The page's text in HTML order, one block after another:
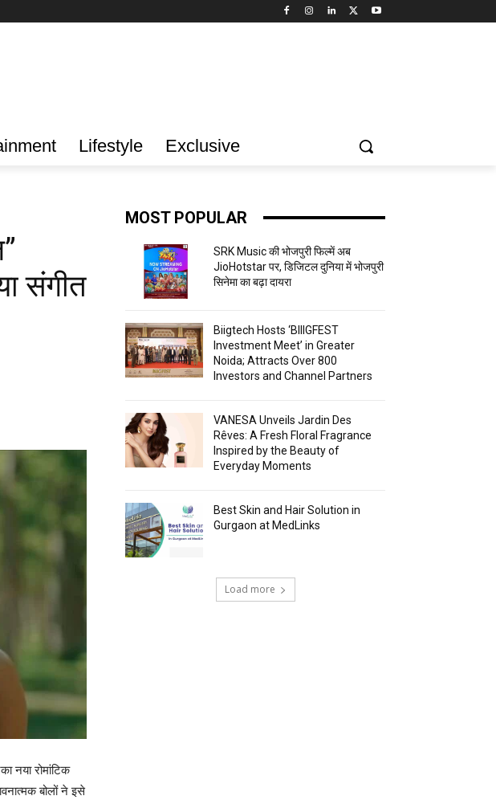
Lifestyle Exclusive
संगीत
नया रोमांटिक
बोलों ने इसे
MOST POPULAR
SRK Music की भोजपुरी फिल्में अब
JioHotstar पर, डिजिटल दुनिया में भोजपुरी
सिनेमा का बढ़ा दायरा
Biigtech Hosts ‘BIIIGFEST
Investment Meet’ in Greater
Noida; Attracts Over 800
Investors and Channel Partners
VANESA Unveils Jardin Des
Rêves: A Fresh Floral Fragrance
Inspired by the Beauty of
Everyday Moments
Best Skin and Hair Solution in
Gurgaon at MedLinks
Load more